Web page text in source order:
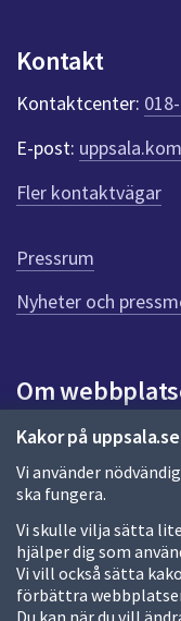
Kakor på uppsala.se
Vi använder
ska fungera.
Vi skulle vilja sätta
hjälper dig som
Vi vill också sätta
förbättra
Du kan när du vill
k
t
e
r
f
ö
r
e
n
n
a
d
a
Kontakt
Kontaktcenter:
E-post:
Fler kontaktvägar
Pressrum
Nyheter och
Om
Om webbplatsen
Allmänna
Behandling av
Kakor
Språk (other